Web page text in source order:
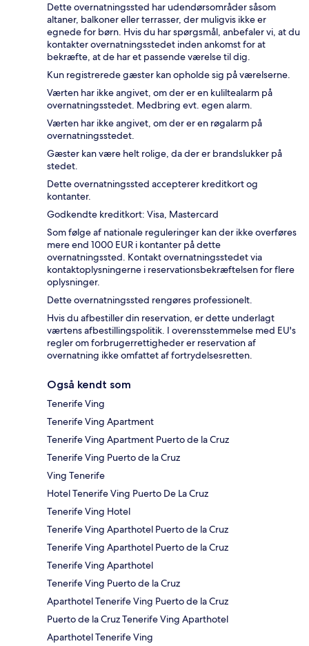
Dette overnatningssted har udendørsområder såsom
altaner, balkoner eller terrasser, der muligvis ikke er
egnede for børn. Hvis du har spørgsmål, anbefaler vi, at du
kontakter overnatningsstedet inden ankomst for at
bekræfte, at de har et passende værelse til dig.
Kun registrerede gæster kan opholde sig på værelserne.
Værten har ikke angivet, om der er en kuliltealarm på
overnatningsstedet. Medbring evt. egen alarm.
Værten har ikke angivet, om der er en røgalarm på
overnatningsstedet.
Gæster kan være helt rolige, da der er brandslukker på
stedet.
Dette overnatningssted accepterer kreditkort og
kontanter.
Godkendte kreditkort: Visa, Mastercard
Som følge af nationale reguleringer kan der ikke overføres
mere end 1000 EUR i kontanter på dette
overnatningssted. Kontakt overnatningsstedet via
kontaktoplysningerne i reservationsbekræftelsen for flere
oplysninger.
Dette overnatningssted rengøres professionelt.
Hvis du afbestiller din reservation, er dette underlagt
værtens afbestillingspolitik. I overensstemmelse med EU's
regler om forbrugerrettigheder er reservation af
overnatning ikke omfattet af fortrydelsesretten.
Også kendt som
Tenerife Ving
Tenerife Ving Apartment
Tenerife Ving Apartment Puerto de la Cruz
Tenerife Ving Puerto de la Cruz
Ving Tenerife
Hotel Tenerife Ving Puerto De La Cruz
Tenerife Ving Hotel
Tenerife Ving Aparthotel Puerto de la Cruz
Tenerife Ving Aparthotel Puerto de la Cruz
Tenerife Ving Aparthotel
Tenerife Ving Puerto de la Cruz
Aparthotel Tenerife Ving Puerto de la Cruz
Puerto de la Cruz Tenerife Ving Aparthotel
Aparthotel Tenerife Ving